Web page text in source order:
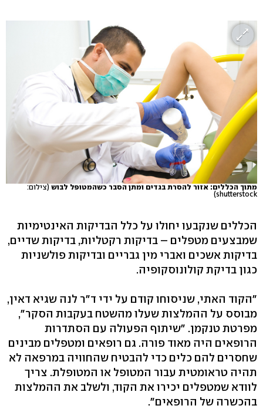
מתוך הכללים: אזור להסרת בגדים ומתן הסבר כשהמטופל לבוש (צילום:
shutterstock)
הכללים שנקבעו יחולו על כלל הבדיקות האינטימיות
שמבצעים מטפלים – בדיקות רקטליות, בדיקות שדיים,
בדיקות אשכים ואברי מין גבריים ובדיקות פולשניות
כגון בדיקת קולונוסקופיה.
"הקוד האתי, שניסוחו קודם על ידי ד"ר לנה שגיא דאין,
מבוסס על ההמלצות שעלו מהשטח בעקבות הסקר",
מפרטת טנקמן. "שיתוף הפעולה עם הסתדרות
הרופאים היה מאוד פורה. גם רופאים ומטפלים מבינים
שחסרים להם כלים כדי להבטיח שהחוויה במרפאה לא
תהיה טראומטית עבור המטופל או המטופלת. צריך
לוודא שמטפלים יכירו את הקוד, ולשלב את ההמלצות
בהכשרה של הרופאים".